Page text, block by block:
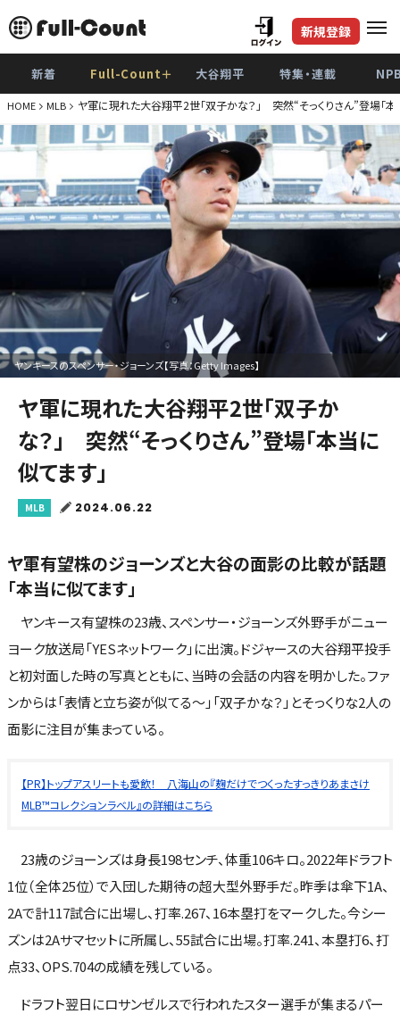
新規登録
新着 Full-Count＋ 大谷翔平 特集・連載
HOME MLB ヤ軍に現れた大谷翔平2世「双子かな？」 突然“そっくりさん”登場「本
ヤンキースのスペンサー・ジョーンズ【写真：Getty Images】
ヤ軍に現れた大谷翔平2世「双子か
な？」 突然“そっくりさん”登場「本当に
似てます」
MLB 2024.06.22
ヤ軍有望株のジョーンズと大谷の面影の比較が話題
「本当に似てます」
ヤンキース有望株の23歳、スペンサー・ジョーンズ外野手がニュー
ヨーク放送局「YESネットワーク」に出演。ドジャースの大谷翔平投手
と初対面した時の写真とともに、当時の会話の内容を明かした。ファ
ンからは「表情と立ち姿が似てる～」「双子かな？」とそっくりな2人の
面影に注目が集まっている。
【PR】トップアスリートも愛飲！ 八海山の『麹だけでつくったすっきりあまさけ
MLB™コレクションラベル』の詳細はこちら
23歳のジョーンズは身長198センチ、体重106キロ。2022年ドラフト
1位（全体25位）で入団した期待の超大型外野手だ。昨季は傘下1A、
2Aで計117試合に出場し、打率.267、16本塁打をマークした。今シー
ズンは2Aサマセットに所属し、55試合に出場。打率.241、本塁打6、打
点33、OPS.704の成績を残している。
ドラフト翌日にロサンゼルスで行われたスター選手が集まるパー